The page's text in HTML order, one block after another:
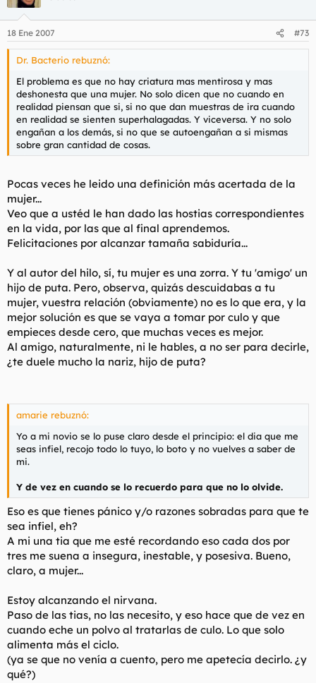
18 Ene 2007 #73
Dr. Bacterio rebuznó:
El problema es que no hay criatura mas mentirosa y mas
deshonesta que una mujer. No solo dicen que no cuando en
realidad piensan que si, si no que dan muestras de ira cuando
en realidad se sienten superhalagadas. Y viceversa. Y no solo
engañan a los demás, si no que se autoengañan a si mismas
sobre gran cantidad de cosas.
Pocas veces he leido una definición más acertada de la
mujer...
Veo que a ustéd le han dado las hostias correspondientes
en la vida, por las que al final aprendemos.
Felicitaciones por alcanzar tamaña sabiduría...
Y al autor del hilo, sí, tu mujer es una zorra. Y tu 'amigo' un
hijo de puta. Pero, observa, quizás descuidabas a tu
mujer, vuestra relación (obviamente) no es lo que era, y la
mejor solución es que se vaya a tomar por culo y que
empieces desde cero, que muchas veces es mejor.
Al amigo, naturalmente, ni le hables, a no ser para decirle,
¿te duele mucho la nariz, hijo de puta?
amarie rebuznó:
Yo a mi novio se lo puse claro desde el principio: el dia que me
seas infiel, recojo todo lo tuyo, lo boto y no vuelves a saber de
mi.
Y de vez en cuando se lo recuerdo para que no lo olvide.
Eso es que tienes pánico y/o razones sobradas para que te
sea infiel, eh?
A mi una tia que me esté recordando eso cada dos por
tres me suena a insegura, inestable, y posesiva. Bueno,
claro, a mujer...
Estoy alcanzando el nirvana.
Paso de las tias, no las necesito, y eso hace que de vez en
cuando eche un polvo al tratarlas de culo. Lo que solo
alimenta más el ciclo.
(ya se que no venía a cuento, pero me apetecía decirlo. ¿y
qué?)